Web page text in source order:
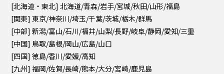
[北海道・東北] 北海道/青森/岩手/宮城/秋田/山形/福島
[関東] 東京/神奈川/埼玉/千葉/茨城/栃木/群馬
[中部] 新潟/富山/石川/福井/山梨/長野/岐阜/静岡/愛知/三重
[中国] 鳥取/島根/岡山/広島/山口
[四国] 徳島/香川/愛媛/高知
[九州] 福岡/佐賀/長崎/熊本/大分/宮崎/鹿児島